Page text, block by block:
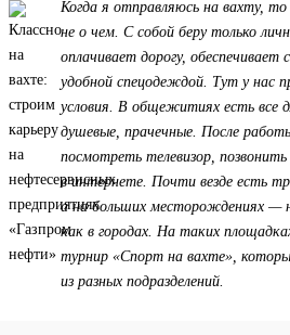
Когда я отправляюсь на вахту,
не о чем. С собой беру только
оплачивает дорогу, обеспечивает
удобной спецодеждой. Тут у нас
условия. В общежитиях есть все
душевые, прачечные. После
посмотреть телевизор,
в интернете. Почти везде есть
а на больших месторождениях —
как в городах. На таких
турнир «Спорт на вахте»,
из разных подразделений.